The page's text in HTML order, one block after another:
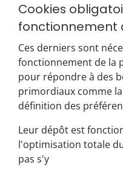
Cookies
fonctionnement
Ces derniers sont
fonctionnement de la
pour répondre à des
primordiaux comme
définition des
Leur dépôt est
l'optimisation totale
pas s'y